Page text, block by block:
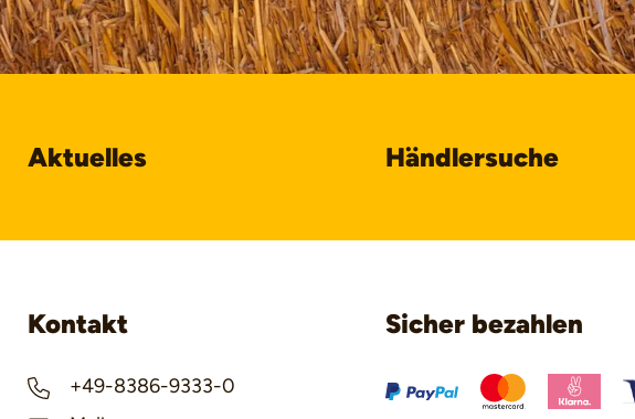
Aktuelles Händlersuche
Kontakt
+49-8386-9333-0
Sicher bezahlen